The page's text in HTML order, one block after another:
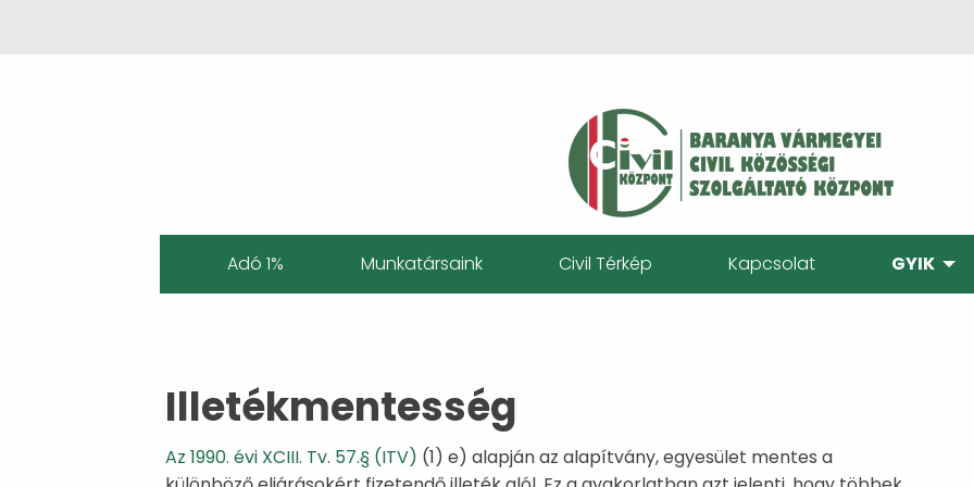
Adó 1% Munkatársaink Civil Térkép Kapcsolat GYIK
Illetékmentesség
Az 1990. évi XCIII. Tv. 57.§ (ITV) (1) e) alapján az alapítvány, egyesület mentes a